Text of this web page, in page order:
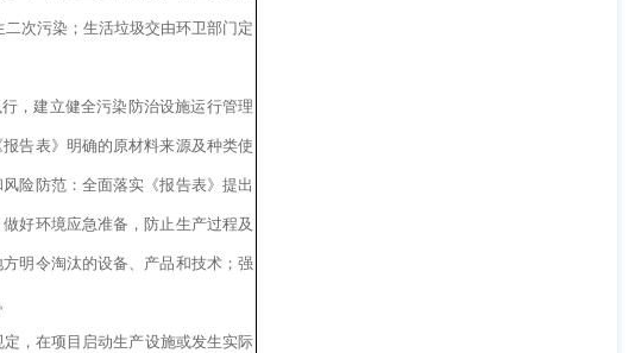
次污染；生活垃圾交由环卫部门定
，建立健全污染防治设施运行管理
告表》明确的原材料来源及种类使
险防范：全面落实《报告表》提出
好环境应急准备，防止生产过程及
明令淘汰的设备、产品和技术；强
，在项目启动生产设施或发生实际